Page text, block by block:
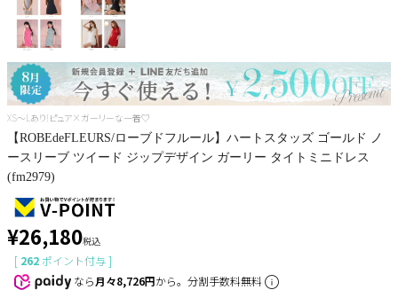
XS～Lあり!ピュア×ガーリーな一着♡
【ROBEdeFLEURS/ローブドフルール】ハートスタッズ ゴールド ノ
ースリーブ ツイード ジップデザイン ガーリー タイトミニドレス
(fm2979)
¥26,180税込
[ 262ポイント付与 ]
なら月々8,726円から。分割手数料無料